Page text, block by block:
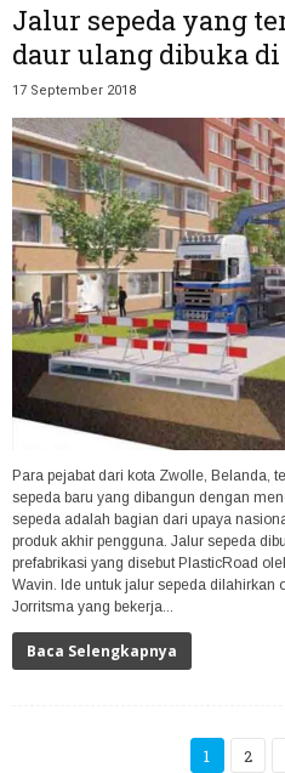
Jalur sepeda yang
daur ulang dibuka di
17 September 2018
Para pejabat dari kota Zwolle, Belanda,
sepeda baru yang dibangun dengan
sepeda adalah bagian dari upaya
produk akhir pengguna. Jalur sepeda
prefabrikasi yang disebut PlasticRoad
Wavin. Ide untuk jalur sepeda dilahirkan
Jorritsma yang bekerja...
Baca Selengkapnya
1 2